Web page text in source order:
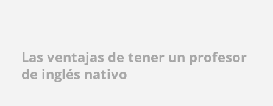
Las ventajas de tener un profesor
de inglés nativo